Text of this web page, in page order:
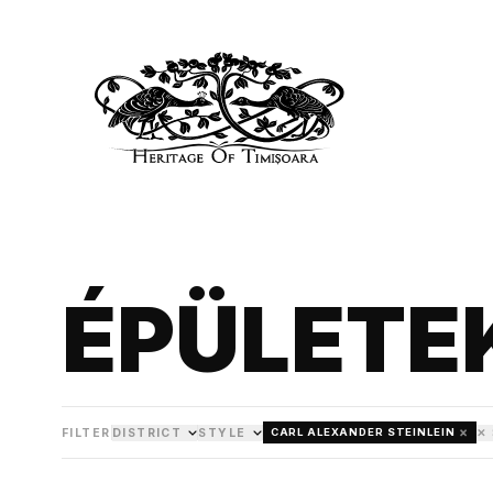
FILTER DISTRICT STYLE CARL ALEXANDER STEINLEIN × ✕